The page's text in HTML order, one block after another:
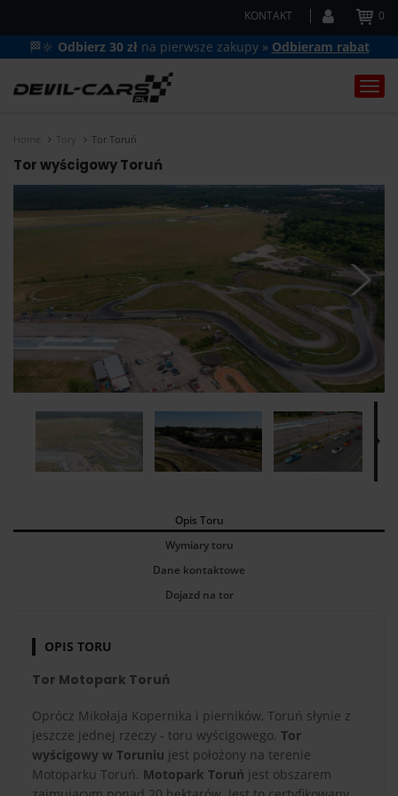
KONTAKT 0
🏁🔆 Odbierz 30 zł na pierwsze zakupy » Odbieram rabat
Home Tory Tor Toruń
Tor wyścigowy Toruń
Opis Toru
Wymiary toru
Dane kontaktowe
Dojazd na tor
OPIS TORU
Tor Motopark Toruń
Oprócz Mikołaja Kopernika i pierników, Toruń słynie z
jeszcze jednej rzeczy - toru wyścigowego. Tor
wyścigowy w Toruniu jest położony na terenie
Motoparku Toruń. Motopark Toruń jest obszarem